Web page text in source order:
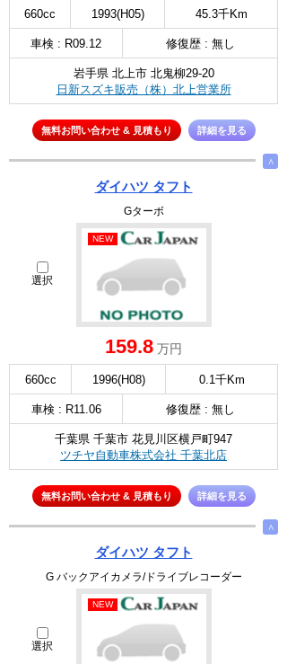
660cc 1993(H05) 45.3千Km
車検 : R09.12 修復歴 : 無し
岩手県 北上市 北鬼柳29-20
日新スズキ販売（株）北上営業所
無料お問い合わせ & 見積もり 詳細を見る
∧
ダイハツ タフト
Gターボ
選択
NEW
159.8 万円
660cc 1996(H08) 0.1千Km
車検 : R11.06 修復歴 : 無し
千葉県 千葉市 花見川区横戸町947
ツチヤ自動車株式会社 千葉北店
無料お問い合わせ & 見積もり 詳細を見る
∧
ダイハツ タフト
G バックアイカメラ/ドライブレコーダー
選択
NEW